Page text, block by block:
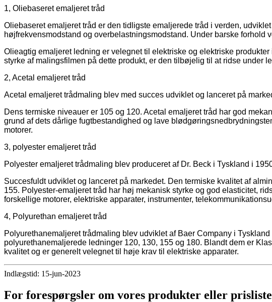
1, Oliebaseret emaljeret tråd
Oliebaseret emaljeret tråd er den tidligste emaljerede tråd i verden,
højfrekvensmodstand og overbelastningsmodstand. Under barske
Olieagtig emaljeret ledning er velegnet til elektriske og elektriske
styrke af malingsfilmen på dette produkt, er den tilbøjelig til at ridse
2, Acetal emaljeret tråd
Acetal emaljeret trådmaling blev med succes udviklet og lanceret på
Dens termiske niveauer er 105 og 120. Acetal emaljeret tråd har god
grund af dets dårlige fugtbestandighed og lave
motorer.
3, polyester emaljeret tråd
Polyester emaljeret trådmaling blev produceret af Dr. Beck i Tyskland i
Succesfuldt udviklet og lanceret på markedet. Den termiske kvalitet af
155. Polyester-emaljeret tråd har høj mekanisk styrke og god elasticitet,
forskellige motorer, elektriske apparater, instrumenter,
4, Polyurethan emaljeret tråd
Polyurethanemaljeret trådmaling blev udviklet af Baer Company i
polyurethanemaljerede ledninger 120, 130, 155 og 180. Blandt dem er
kvalitet og er generelt velegnet til høje krav til elektriske apparater.
Indlægstid: 15-jun-2023
For forespørgsler om vores produkter eller